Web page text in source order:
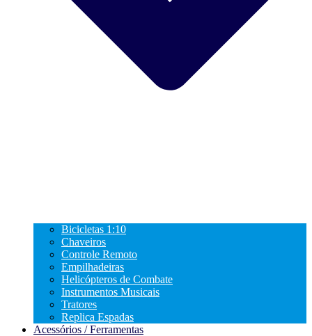
Bicicletas 1:10
Chaveiros
Controle Remoto
Empilhadeiras
Helicópteros de Combate
Instrumentos Musicais
Tratores
Replica Espadas
Acessórios / Ferramentas